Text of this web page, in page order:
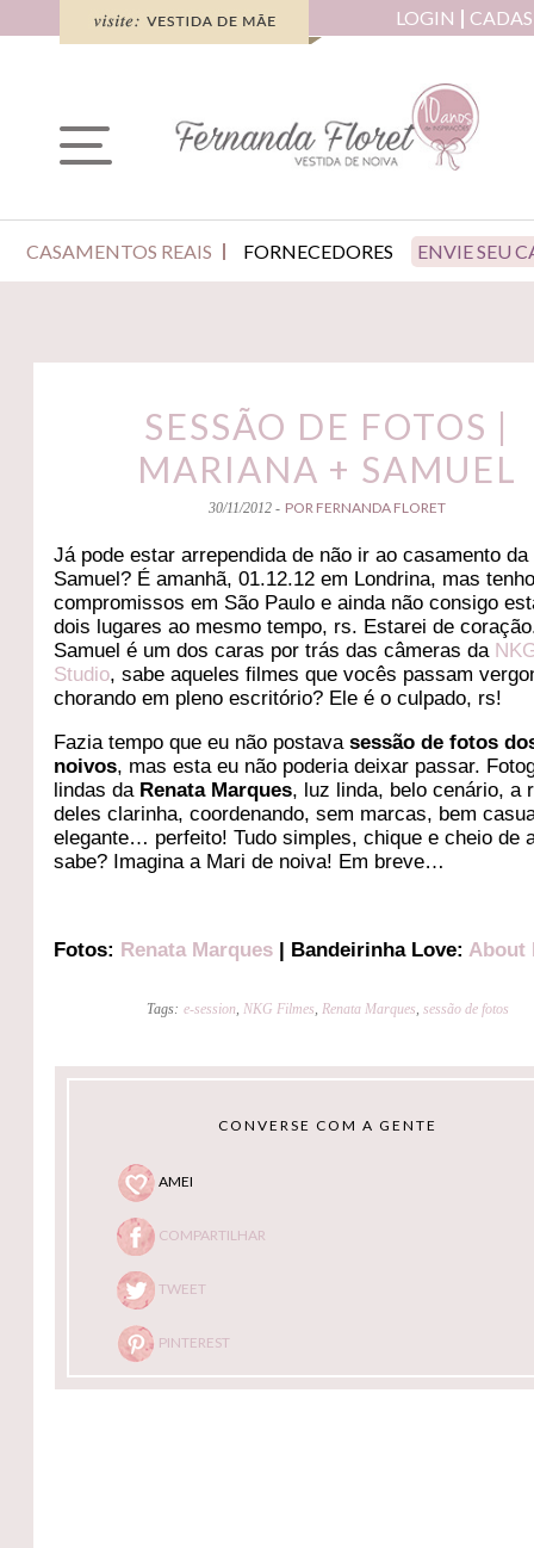
LOGIN
CASAMENTOS REAIS FORNECEDORES ENVIE SEU
SESSÃO DE FOTOS |
MARIANA + SAMUEL
30/11/2012 - POR FERNANDA FLORET
Já pode estar arrependida de não ir ao casamento
Samuel? É amanhã, 01.12.12 em Londrina, mas
compromissos em São Paulo e ainda não consigo
dois lugares ao mesmo tempo, rs. Estarei de
Samuel é um dos caras por trás das câmeras da
Studio, sabe aqueles filmes que vocês passam
chorando em pleno escritório? Ele é o culpado, rs!
Fazia tempo que eu não postavasessão de fotos
noivos, mas esta eu não poderia deixar passar.
lindas da Renata Marques, luz linda, belo cenário, a
deles clarinha, coordenando, sem marcas, bem
elegante… perfeito! Tudo simples, chique e cheio de
sabe? Imagina a Mari de noiva! Em breve…
Fotos: Renata Marques | Bandeirinha Love:About
Tags: e-session, NKG Filmes, Renata Marques, sessão de fotos
CONVERSE COM A GENTE
AMEI
COMPARTILHAR
TWEET
PINTEREST